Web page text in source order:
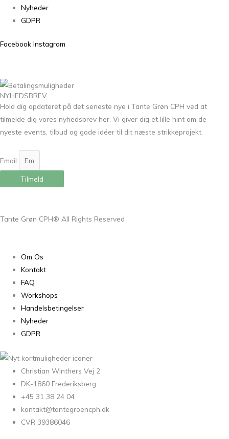
Nyheder
GDPR
Facebook Instagram
NYHEDSBREV
Hold dig opdateret på det seneste nye i Tante Grøn CPH ved at
tilmelde dig vores nyhedsbrev her. Vi giver dig et lille hint om de
nyeste events, tilbud og gode idéer til dit næste strikkeprojekt.
Email
Tilmeld
Tante Grøn CPH® All Rights Reserved
Om Os
Kontakt
FAQ
Workshops
Handelsbetingelser
Nyheder
GDPR
Christian Winthers Vej 2
DK-1860 Frederiksberg
+45 31 38 24 04
kontakt@tantegroencph.dk
CVR 39386046